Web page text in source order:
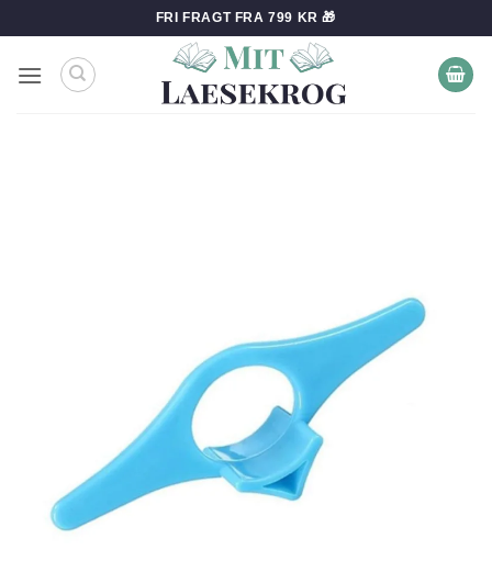
til
indhold
FRI FRAGT FRA 799 KR 🎁